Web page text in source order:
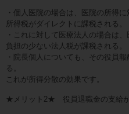
・個人医院の場合は、医院の所得
所得税がダイレクトに課税される。
・これに対して医療法人の場合は
負担の少ない法人税が課税される。
・院長個人についても、その役員
る。
これが所得分散の効果です。
★メリット2★ 役員退職金の支給